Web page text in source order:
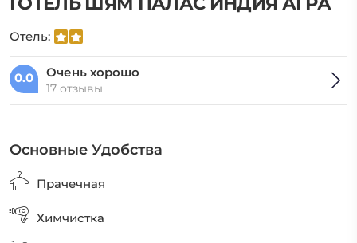
Отель:
0.0 Очень хорошо
17 отзывы
Основные Удобства
Прачечная
Химчистка